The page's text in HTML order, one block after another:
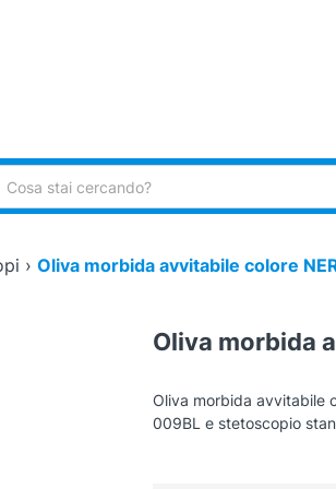
› Oliva morbida avvitabile colore
Oliva morbida
Oliva morbida avvitabile
009BL e stetoscopio